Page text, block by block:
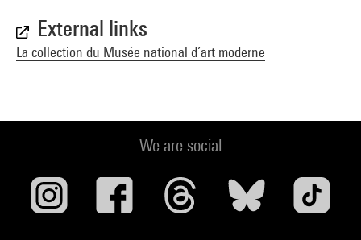
External links
La collection du Musée national d’art moderne
We are social